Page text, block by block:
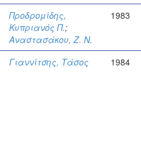
Προδρομίδης,
Κυπριανός Π.;
Αναστασάκου, Ζ. Ν.
1983
Γιαννίτσης, Τάσος 1984